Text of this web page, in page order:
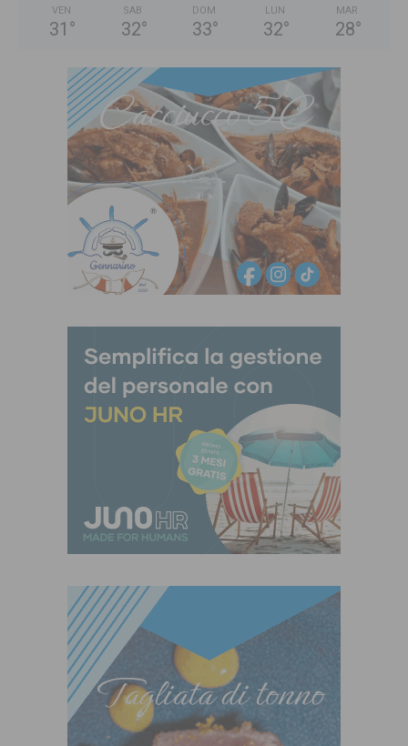
VEN
31 °
SAB
32°
DOM
33°
LUN
32°
MAR
28°